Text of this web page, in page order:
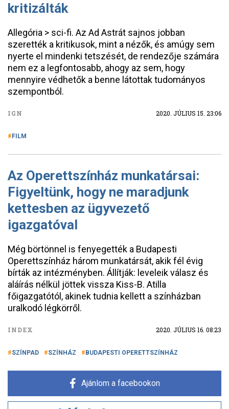
kritizálták
Allegória > sci-fi. Az Ad Astrát sajnos jobban
szerették a kritikusok, mint a nézők, és amúgy sem
nyerte el mindenki tetszését, de rendezője számára
nem ez a legfontosabb, ahogy az sem, hogy
mennyire védhetők a benne látottak tudományos
szempontból.
IGN 2020. JÚLIUS 15. 23:06
FILM
Az Operettszínház munkatársai:
Figyeltünk, hogy ne maradjunk
kettesben az ügyvezető
igazgatóval
Még börtönnel is fenyegették a Budapesti
Operettszínház három munkatársát, akik fél évig
bírták az intézményben. Állítják: leveleik válasz és
aláírás nélkül jöttek vissza Kiss-B. Atilla
főigazgatótól, akinek tudnia kellett a színházban
uralkodó légkörről.
INDEX 2020. JÚLIUS 16. 08:23
SZÍNPAD SZÍNHÁZ BUDAPESTI OPERETTSZÍNHÁZ
Ajánlom a facebookon